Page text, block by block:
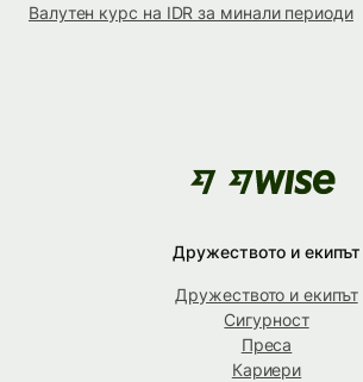
Валутен курс на IDR за минали периоди
Дружеството и екипът
Дружеството и екипът
Сигурност
Преса
Кариери